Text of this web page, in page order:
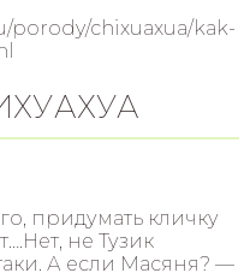
porody/chixuaxua/kak-
придумать кличку
не Тузик
А если Масяня? —